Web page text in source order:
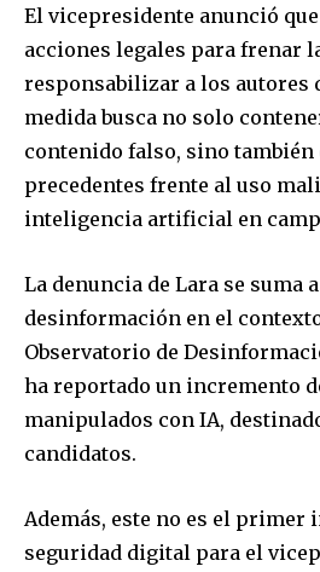
El vicepresidente anunció
acciones legales para frenar
responsabilizar a los autores
medida busca no solo
contenido falso, sino también
precedentes frente al uso
inteligencia artificial en
La denuncia de Lara se suma
desinformación en el
Observatorio de
ha reportado un incremento
manipulados con IA,
candidatos.
Además, este no es el primer
seguridad digital para el